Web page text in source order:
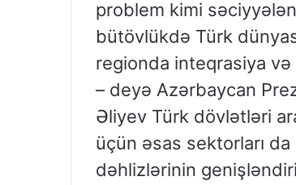
problem kimi
bütövlükdə Türk
regionda inteqrasiya və
– deyə Azərbaycan
Əliyev Türk dövlətləri
üçün əsas sektorları
dəhlizlərinin